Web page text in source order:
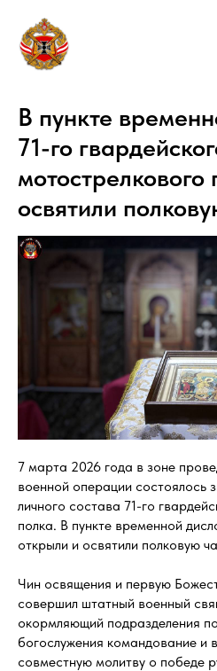
В пункте
71-го
мотострелкового
освятили
7 марта 2026 года в зоне
военной операции состоялось
личного состава 71-го
полка. В пункте временной
открыли и освятили полковую
Чин освящения и первую
совершил штатный военный
окормляющий подразделения
богослужения командование и
совместную молитву о победе